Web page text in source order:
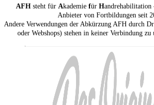
AFH steht für Akademie für Handrehabilitation
Anbieter von Fortbildungen seit
Andere Verwendungen der Abkürzung AFH durch
oder Webshops) stehen in keiner Verbindung zu